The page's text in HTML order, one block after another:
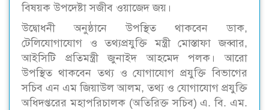
বিষয়ক উপদেষ্টা সজীব ওয়াজেদ জয়।
উদ্বোধনী অনুষ্ঠানে উপস্থিত থাকবেন ডাক,
টেলিযোগাযোগ ও তথ্যপ্রযুক্তি মন্ত্রী মোস্তাফা জব্বার,
আইসিটি প্রতিমন্ত্রী জুনাইদ আহমেদ পলক। আরো
উপস্থিত থাকবেন তথ্য ও যোগাযোগ প্রযুক্তি বিভাগের
সচিব এন এম জিয়াউল আলম, তথ্য ও যোগাযোগ প্রযুক্তি
অধিদপ্তরের মহাপরিচালক (অতিরিক্ত সচিব) এ. বি. এম.